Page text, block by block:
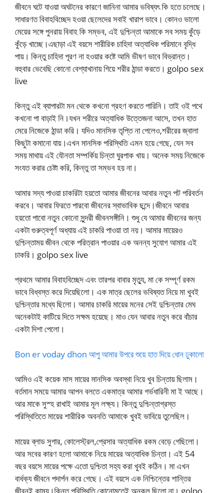
জীবনে ঘটে যাওয়া অঘটনের কারণে জানিনা আমার ভবিষ্যৎ কি হতে চলেছে।
সাধারণত বিবাহবিচ্ছেদ হওয়া ছেলেদের সবাই খারাপ ভাবে। কোনও ভালো
মেয়ের সঙ্গে পুনরায় বিবাহ কি সম্ভব, এই দুশ্চিন্তা আমাকে সব সময় কুঁড়ে
কুঁড়ে খাচ্ছে।এছাড়া এই বয়সে শারীরিক চাহিদা অত্যাধিক পরিমানে বৃদ্ধি
পায়। কিন্তু চাহিদা পূরণ না হওয়ার কষ্টে আমি ভীষণ ভাবে বিভ্রান্ত।
বহুবার ভেবেছি কোনো বেশ্যাখানায় গিয়ে শরীর ঠান্ডা করতে। golpo sex
live
কিন্তু এই ব্যাপারটা মন থেকে কখনো গ্রহণ করতে পারিনি। তাই ওই পথে
কখনো পা বাড়াই নি।যখন শরীরে অত্যাধিক উত্তেজনা আসে, তখন হাত
মেরে নিজেকে ঠান্ডা করি। যদিও মানসিক তৃপ্তি না পেলেও,শরীরের জ্বালা
কিছুটা কমানো যায়।এখন মানসিক পরিস্থিতি এমন হয়ে গেছে, যেন সব
সময় মাথায় এই যৌনতা সম্পর্কিয় চিন্তা ঘুরপাক খায়। অনেক সময় নিজেকে
সংযত করার চেষ্টা করি, কিন্তু তা সম্ভব হয় না।
আমার সদ্য পাওয়া চাকরিটা হয়তো আমার জীবনের আবার নতুন পট পরিবর্তন
করবে। আবার ফিরতে পারবো জীবনের স্বাভাবিক ছন্দে।জীবনে আবার
হয়তো পাবো নতুন কোনো সুন্দরী জীবনসঙ্গীনি। শুধু যে আমার জীবনের জন্য
একটা গুরুত্বপূর্ণ অধ্যায় এই চাকরি পাওয়া তা নয়। আমার মায়েরও
দুশ্চিন্তাময় জীবন থেকে পরিত্রান পাওয়ার এক অনন্য সুযোগ আমার এই
চাকরি। golpo sex live
প্রথমে আমার বিবাহবিচ্ছেদ এবং তারপর বাবার মৃত্যু, মা কে সম্পূর্ণ রকম
ভাবে বিধ্বস্ত করে দিয়েছিলো। এক মাত্র ছেলের ভবিষ্যত নিয়ে মা খুবই
দুশ্চিন্তার মধ্যে ছিলো। আমার চাকরি মায়ের মনের সেই দুশ্চিন্তার মেঘ
অনেকটাই কাটিয়ে দিতে সক্ষম হয়েছে। মাও যেন আবার নতুন করে বাঁচার
একটা দিশা পেলো।
Bon er voday dhon আপু আমার উপরে শুয়ে হাত দিয়ে ধোন ঢুকালো
আমিও এই কয়েক মাস মায়ের মানসিক অবস্থা নিয়ে খুব চিন্তায় ছিলাম।
বর্তমান সময়ে আমার আপন বলতে একমাত্র আমার গর্ভধারিনী মা ই আছে।
আর মাকে সুস্হ রাখাই আমার মূল লক্ষ্য। কিন্তু দুশ্চিন্তাগ্রস্ত
পরিস্থিতিতে মায়ের শারীরিক অবনতি আমাকে খুবই ভাবিয়ে তুলেছিল।
মায়ের ব্লাড সুগার, কোলেস্ট্রল,প্রেসার অত্যাধিক রকম বেড়ে গেছিলো।
আর সবের কারণ হলো আমাকে নিয়ে মায়ের অত্যাধিক চিন্তা। এই 54
বছর বয়সে মায়ের পক্ষে এতো দুশ্চিতা সহ্য করা খুবই কঠিন। মা এখন
বার্ধক্য জীবনে পদার্পন করে গেছে। এই বয়সে এক নিশ্চিন্তের শান্তির
জীবনই কাম্য।কিন্তু পরিস্থিতি কোনোমতেই অনুকূল ছিলো না। golpo